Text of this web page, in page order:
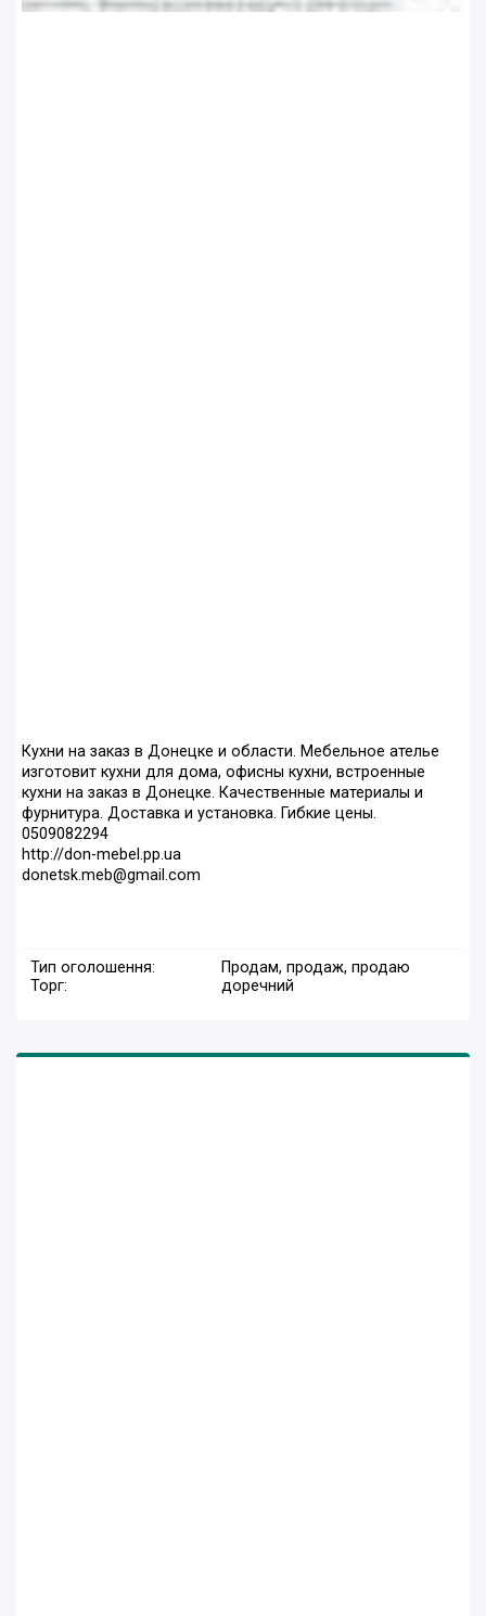
Кухни на заказ в Донецке и области. Мебельное ателье
изготовит кухни для дома, офисны кухни, встроенные
кухни на заказ в Донецке. Качественные материалы и
фурнитура. Доставка и установка. Гибкие цены.
0509082294
http://don-mebel.pp.ua
donetsk.meb@gmail.com
Тип оголошення:
Продам, продаж, продаю
Торг:
доречний